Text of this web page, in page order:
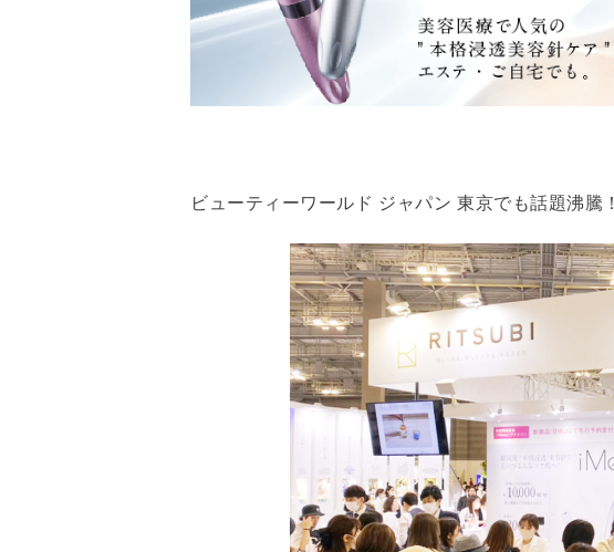
ビューティーワールド ジャパン 東京でも話題沸騰！